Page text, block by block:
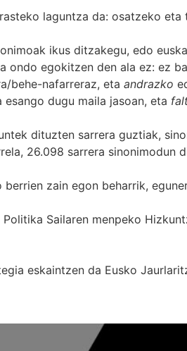
laguntza da: osatzeko
ikus ditzakegu, edo
ondo egokitzen den ala ez: ez
behe-nafarreraz, eta andrazko
esango dugu maila jasoan, eta
dituzten sarrera guztiak,
26.098 sarrera sinonimodun
zain egon beharrik,
Sailaren menpeko
eskaintzen da Eusko